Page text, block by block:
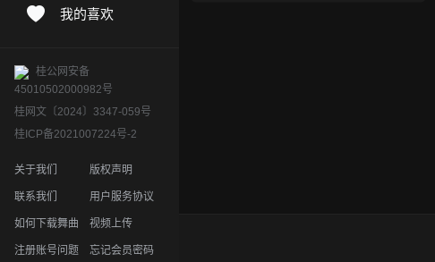
我的喜欢
桂公网安备
45010502000982号
桂网文〔2024〕3347-059号
桂ICP备2021007224号-2
关于我们 版权声明
联系我们 用户服务协议
如何下载舞曲 视频上传
注册账号问题 忘记会员密码